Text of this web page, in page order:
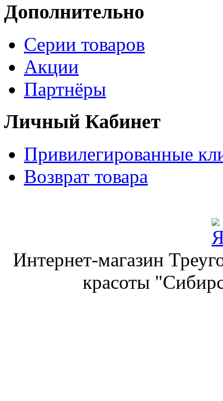
Дополнительно
Серии товаров
Акции
Партнёры
Личный Кабинет
Привилегированные
Возврат товара
Интернет-магазин
красоты